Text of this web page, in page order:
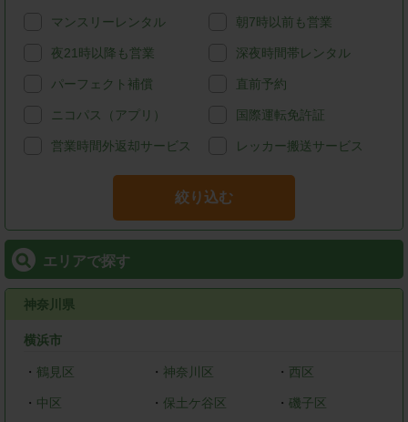
マンスリーレンタル 朝7時以前も営業
夜21時以降も営業 深夜時間帯レンタル
パーフェクト補償 直前予約
ニコパス（アプリ） 国際運転免許証
営業時間外返却サービス レッカー搬送サービス
絞り込む
エリアで探す
神奈川県
横浜市
・ 鶴見区 ・ 神奈川区 ・ 西区
・ 中区 ・ 保土ケ谷区 ・磯子区